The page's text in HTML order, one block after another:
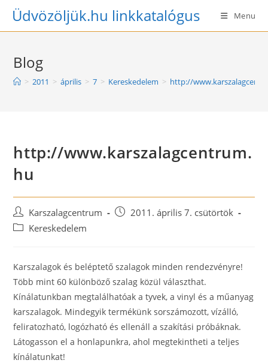
SkipÜdvözöljük.hu linkkatalógus Menu
Blog
> 2011 > április > 7 > Kereskedelem > http://
http://www.karszalagcentrum.
hu
Post
author:
Karszalagcentrum
Post2011. április 7. csütörtök
PostKereskedelem
Karszalagok és beléptető szalagok minden rendezvényre!
Több mint 60 különböző szalag közül választhat.
Kínálatunkban megtalálhatóak a tyvek, a vinyl és a műanyag
karszalagok. Mindegyik termékünk sorszámozott, vízálló,
feliratozható, logózható és ellenáll a szakítási próbáknak.
Látogasson el a honlapunkra, ahol megtekintheti a teljes
kínálatunkat!